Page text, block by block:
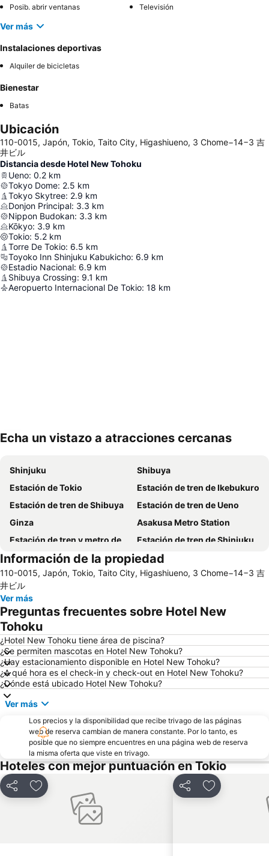
Posib. abrir ventanas Televisión
Ver más
Instalaciones deportivas
Alquiler de bicicletas
Bienestar
Batas
Ubicación
110-0015, Japón, Tokio, Taito City, Higashiueno, 3 Chome−14−3 吉
井ビル
Distancia desde Hotel New Tohoku
Ueno: 0.2 km
Tokyo Dome: 2.5 km
Tokyo Skytree: 2.9 km
Donjon Principal: 3.3 km
Nippon Budokan: 3.3 km
Kōkyo: 3.9 km
Tokio: 5.2 km
Torre De Tokio: 6.5 km
Toyoko Inn Shinjuku Kabukicho: 6.9 km
Estadio Nacional: 6.9 km
Shibuya Crossing: 9.1 km
Aeropuerto Internacional De Tokio: 18 km
Echa un vistazo a atracciones cercanas
Shinjuku
Shibuya
Estación de Tokio
Estación de tren de Ikebukuro
Estación de tren de Shibuya
Estación de tren de Ueno
Ginza
Asakusa Metro Station
Estación de tren y metro de Asakusa
Estación de tren de Shinjuku
Estación de tren de Shinagawa
Aeropuerto Internacional de Haneda
Akihabara Metro Station
Shinjuku Metro Station
Estación de tren de Akihabara
Tokyo Disney Resort
Ueno Metro Station
Sensoji Temple
Tokyo Metro Station
Haneda Airport International Terminal Station
Tokyo International Airport
Hatchōbori Metro Station
Estación de tren de Kinshicho Adachi
Tokyo Disneyland
Sumida
Otemachi
Chuo
Akasaka
Kabukicho
Shin-Okubo station
Gobierno Metropolitano de Tokio
Yoyogi park
Kotake-mukaihara Metro Station
Haneda Airport Terminal 2
Información de la propiedad
110-0015, Japón, Tokio, Taito City, Higashiueno, 3 Chome−14−3 吉
井ビル
Ver más
Preguntas frecuentes sobre Hotel New
Tohoku
¿Hotel New Tohoku tiene área de piscina?
¿Se permiten mascotas en Hotel New Tohoku?
¿Hay estacionamiento disponible en Hotel New Tohoku?
¿A qué hora es el check-in y check-out en Hotel New Tohoku?
¿Dónde está ubicado Hotel New Tohoku?
Ver más
Los precios y la disponibilidad que recibe trivago de las páginas
web de reserva cambian de manera constante. Por lo tanto, es
posible que no siempre encuentres en una página web de reserva
la misma oferta que viste en trivago.
Hoteles con mejor puntuación en Tokio
CompartirAgregar a favoritos CompartirAgregar a